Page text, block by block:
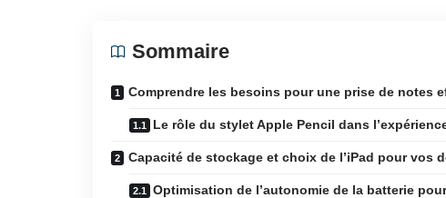
Sommaire
Comprendre les besoins pour une prise de notes
Le rôle du stylet Apple Pencil dans
Capacité de stockage et choix de l’iPad pour vos
Optimisation de l’autonomie de la batterie